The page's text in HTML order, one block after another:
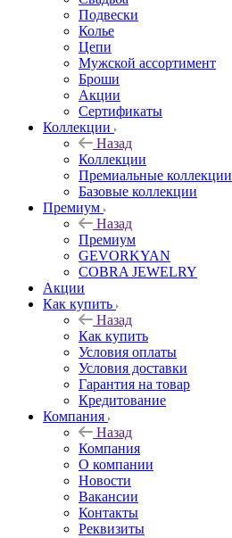
Подвески
Колье
Цепи
Мужской ассортимент
Броши
Акции
Сертификаты
Коллекции
Назад
Коллекции
Премиальные коллекции
Базовые коллекции
Премиум
Назад
Премиум
GEVORKYAN
COBRA JEWELRY
Акции
Как купить
Назад
Как купить
Условия оплаты
Условия доставки
Гарантия на товар
Кредитование
Компания
Назад
Компания
О компании
Новости
Вакансии
Контакты
Реквизиты